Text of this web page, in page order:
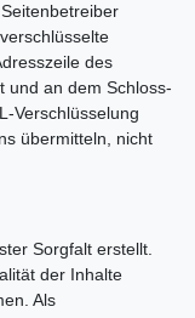
verschlüsselte
des
und an dem Schloss-
Verschlüsselung
übermitteln, nicht
Sorgfalt erstellt.
der Inhalte
Als